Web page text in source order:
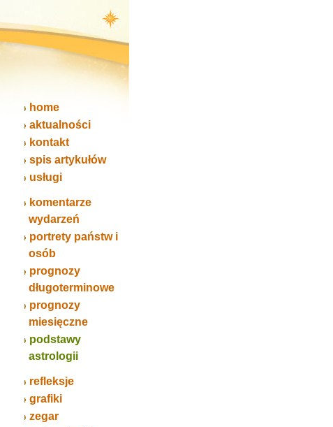
home
aktualności
kontakt
spis artykułów
usługi
komentarze
wydarzeń
portrety państw i
osób
prognozy
długoterminowe
prognozy
miesięczne
podstawy
astrologii
refleksje
grafiki
zegar